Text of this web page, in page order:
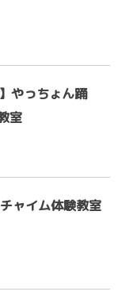
やっちょん踊
室
ャイム体験教室